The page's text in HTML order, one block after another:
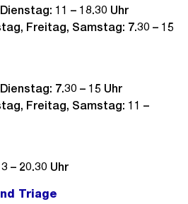
11 – 18.30 Uhr
Freitag, Samstag: 7.30 – 15
7.30 – 15 Uhr
Freitag, Samstag: 11 –
– 20.30 Uhr
Triage